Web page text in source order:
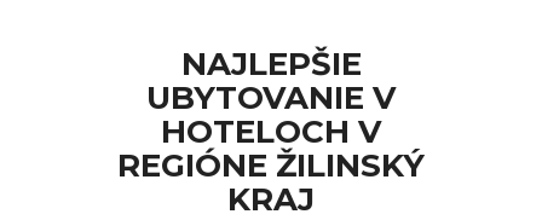
NAJLEPŠIE
UBYTOVANIE V
HOTELOCH V
REGIÓNE ŽILINSKÝ
KRAJ